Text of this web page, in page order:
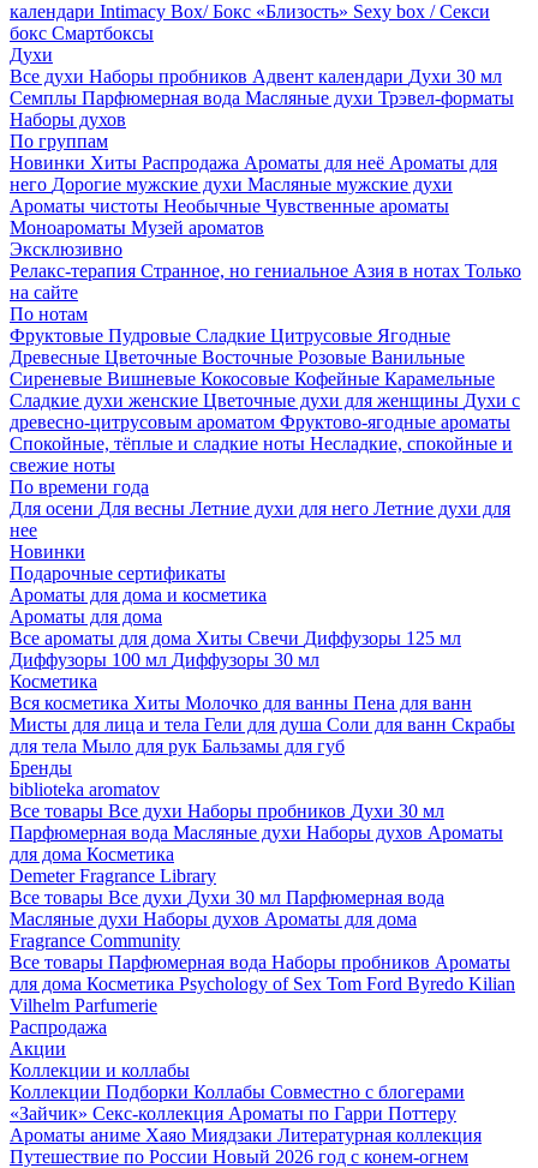
календари Intimacy Box/ Бокс «Близость» Sexy box / Секси
бокс Смартбоксы
Духи
Все духи Наборы пробников Адвент календари Духи 30 мл
Семплы Парфюмерная вода Масляные духи Трэвел-форматы
Наборы духов
По группам
Новинки Хиты Распродажа Ароматы для неё Ароматы для
него Дорогие мужские духи Масляные мужские духи
Ароматы чистоты Необычные Чувственные ароматы
Моноароматы Музей ароматов
Эксклюзивно
Релакс-терапия Странное, но гениальное Азия в нотах Только
на сайте
По нотам
Фруктовые Пудровые Сладкие Цитрусовые Ягодные
Древесные Цветочные Восточные Розовые Ванильные
Сиреневые Вишневые Кокосовые Кофейные Карамельные
Сладкие духи женские Цветочные духи для женщины Духи с
древесно-цитрусовым ароматом Фруктово-ягодные ароматы
Спокойные, тёплые и сладкие ноты Несладкие, спокойные и
свежие ноты
По времени года
Для осени Для весны Летние духи для него Летние духи для
нее
Новинки
Подарочные сертификаты
Ароматы для дома и косметика
Ароматы для дома
Все ароматы для дома Хиты Свечи Диффузоры 125 мл
Диффузоры 100 мл Диффузоры 30 мл
Косметика
Вся косметика Хиты Молочко для ванны Пена для ванн
Мисты для лица и тела Гели для душа Соли для ванн Скрабы
для тела Мыло для рук Бальзамы для губ
Бренды
biblioteka aromatov
Все товары Все духи Наборы пробников Духи 30 мл
Парфюмерная вода Масляные духи Наборы духов Ароматы
для дома Косметика
Demeter Fragrance Library
Все товары Все духи Духи 30 мл Парфюмерная вода
Масляные духи Наборы духов Ароматы для дома
Fragrance Community
Все товары Парфюмерная вода Наборы пробников Ароматы
для дома Косметика Psychology of Sex Tom Ford Byredo Kilian
Vilhelm Parfumerie
Распродажа
Акции
Коллекции и коллабы
Коллекции Подборки Коллабы Совместно с блогерами
«Зайчик» Секс-коллекция Ароматы по Гарри Поттеру
Ароматы аниме Хаяо Миядзаки Литературная коллекция
Путешествие по России Новый 2026 год с конем-огнем